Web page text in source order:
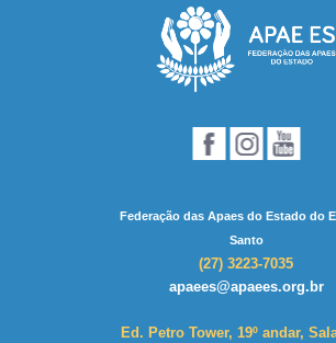
Federação das Apaes do Estado do
Santo
(27) 3223-7035
apaees@apaees.org.br
Ed. Petro Tower, 19º andar,